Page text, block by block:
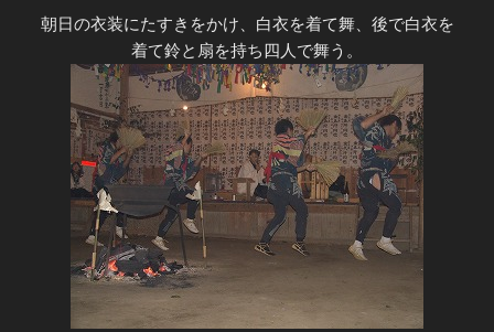
朝日の衣装にたすきをかけ、白衣を着て舞、後で白衣を
着て鈴と扇を持ち四人で舞う。